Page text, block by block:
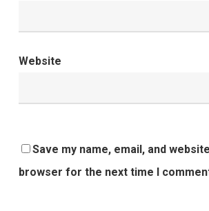
Website
Save my name, email, and
browser for the next time I